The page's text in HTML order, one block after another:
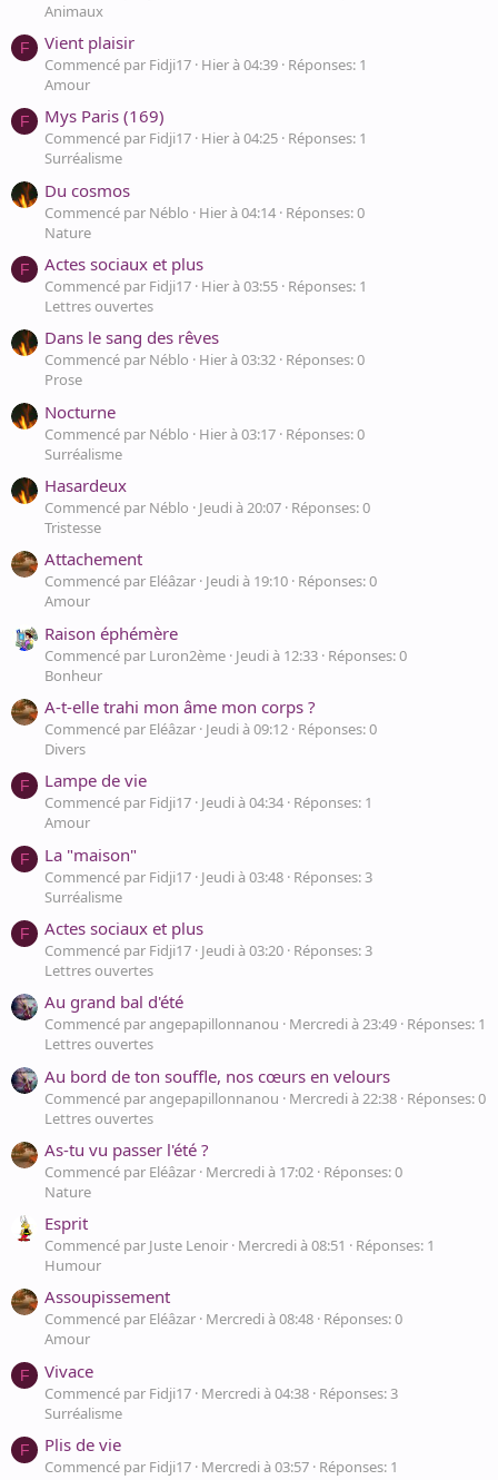
Animaux
F Vient plaisir
Commencé par Fidji17 Hier à 04:39 Réponses: 1
Amour
F Mys Paris (169)
Commencé par Fidji17 Hier à 04:25 Réponses: 1
Surréalisme
Du cosmos
Commencé par Néblo Hier à 04:14 Réponses: 0
Nature
F Actes sociaux et plus
Commencé par Fidji17 Hier à 03:55 Réponses: 1
Lettres ouvertes
Dans le sang des rêves
Commencé par Néblo Hier à 03:32 Réponses: 0
Prose
Nocturne
Commencé par Néblo Hier à 03:17 Réponses: 0
Surréalisme
Hasardeux
Commencé par Néblo Jeudi à 20:07 Réponses: 0
Tristesse
Attachement
Commencé par Eléâzar Jeudi à 19:10 Réponses: 0
Amour
Raison éphémère
Commencé par Luron2ème Jeudi à 12:33 Réponses: 0
Bonheur
A-t-elle trahi mon âme mon corps ?
Commencé par Eléâzar Jeudi à 09:12 Réponses: 0
Divers
F Lampe de vie
Commencé par Fidji17 Jeudi à 04:34 Réponses: 1
Amour
F La "maison"
Commencé par Fidji17 Jeudi à 03:48 Réponses: 3
Surréalisme
F Actes sociaux et plus
Commencé par Fidji17 Jeudi à 03:20 Réponses: 3
Lettres ouvertes
Au grand bal d'été
Commencé par angepapillonnanou Mercredi à 23:49 Réponses: 1
Lettres ouvertes
Au bord de ton souffle, nos cœurs en velours
Commencé par angepapillonnanou Mercredi à 22:38 Réponses: 0
Lettres ouvertes
As-tu vu passer l'été ?
Commencé par Eléâzar Mercredi à 17:02 Réponses: 0
Nature
Esprit
Commencé par Juste Lenoir Mercredi à 08:51
Réponses: 1
Humour
Assoupissement
Commencé par Eléâzar Mercredi à 08:48 Réponses: 0
Amour
F Vivace
Commencé par Fidji17 Mercredi à 04:38 Réponses: 3
Surréalisme
F Plis de vie
Commencé par Fidji17 Mercredi à 03:57 Réponses: 1